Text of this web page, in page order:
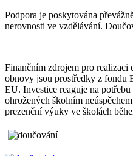
Podpora je poskytována
nerovnosti ve vzdělávání.
Finančním zdrojem pro realizaci
obnovy jsou prostředky z fondu
EU. Investice reaguje na
ohrožených školním
prezenční výuky ve školách